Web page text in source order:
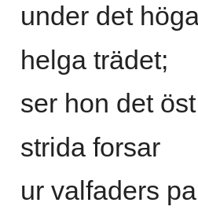
under det
helga trädet;
ser hon det
strida forsar
ur valfaders